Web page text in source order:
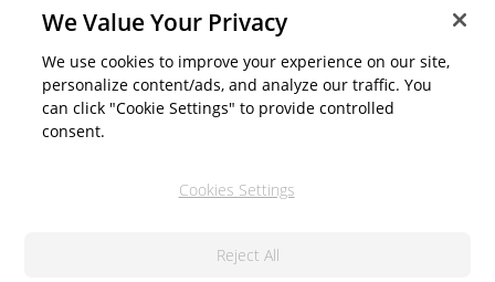
FaceMe® SDK
软件更新
教学中心
社交网络资源
We Value Your Privacy
We use cookies to improve your experience on our site,
personalize content/ads, and analyze our traffic. You
can click "Cookie Settings" to provide controlled
consent.
Cookies Settings
Reject All